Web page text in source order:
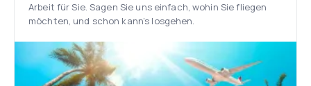
Arbeit für Sie. Sagen Sie uns einfach, wohin Sie fliegen
möchten, und schon kann’s losgehen.